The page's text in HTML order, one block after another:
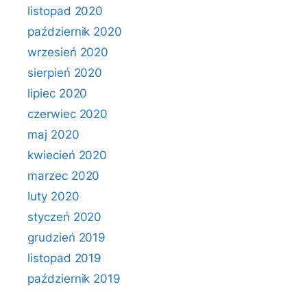
listopad 2020
październik 2020
wrzesień 2020
sierpień 2020
lipiec 2020
czerwiec 2020
maj 2020
kwiecień 2020
marzec 2020
luty 2020
styczeń 2020
grudzień 2019
listopad 2019
październik 2019